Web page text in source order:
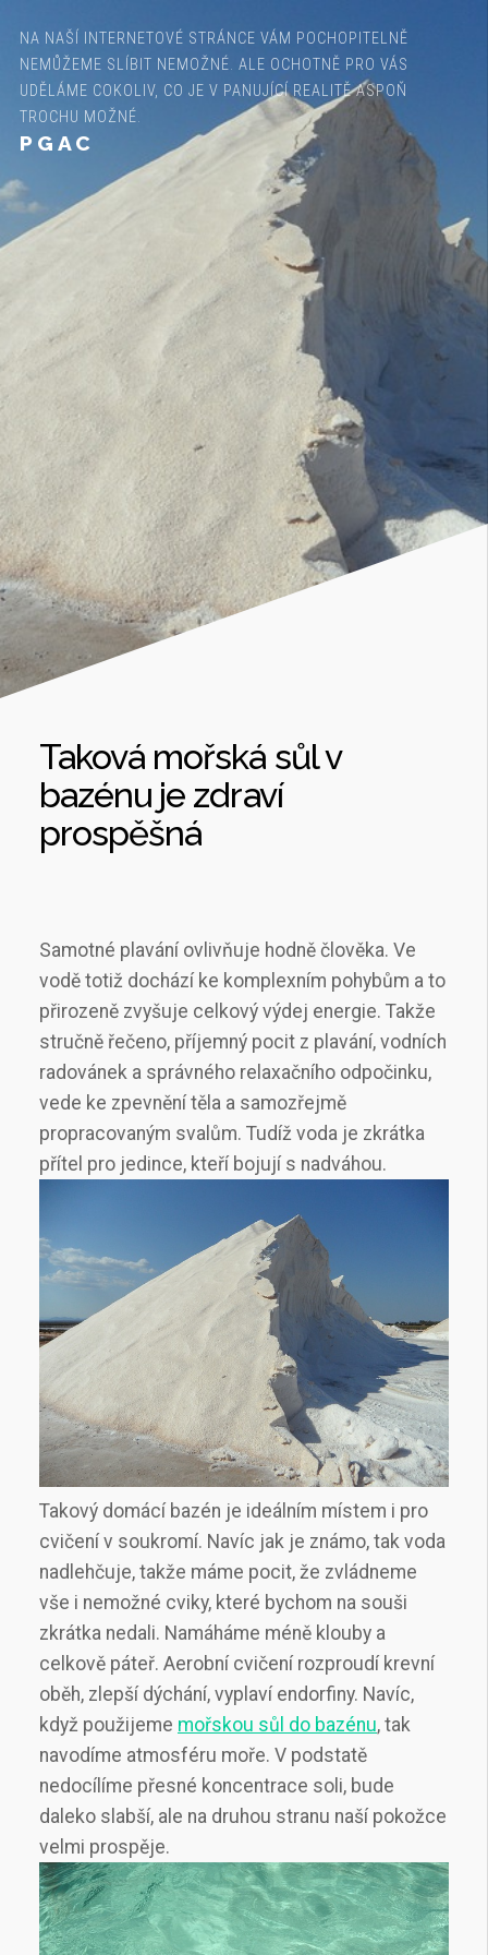
NA NAŠÍ INTERNETOVÉ STRÁNCE VÁM POCHOPITELNĚ
NEMŮŽEME SLÍBIT NEMOŽNÉ. ALE OCHOTNĚ PRO VÁS
UDĚLÁME COKOLIV, CO JE V PANUJÍCÍ REALITĚ ASPOŇ
TROCHU MOŽNÉ.
PGAC
Taková mořská sůl v
bazénu je zdraví
prospěšná
Samotné plavání ovlivňuje hodně člověka. Ve
vodě totiž dochází ke komplexním pohybům a to
přirozeně zvyšuje celkový výdej energie. Takže
stručně řečeno, příjemný pocit z plavání, vodních
radovánek a správného relaxačního odpočinku,
vede ke zpevnění těla a samozřejmě
propracovaným svalům. Tudíž voda je zkrátka
přítel pro jedince, kteří bojují s nadváhou.
Takový domácí bazén je ideálním místem i pro
cvičení v soukromí. Navíc jak je známo, tak voda
nadlehčuje, takže máme pocit, že zvládneme
vše i nemožné cviky, které bychom na souši
zkrátka nedali. Namáháme méně klouby a
celkově páteř. Aerobní cvičení rozproudí krevní
oběh, zlepší dýchání, vyplaví endorfiny. Navíc,
když použijeme mořskou sůl do bazénu, tak
navodíme atmosféru moře. V podstatě
nedocílíme přesné koncentrace soli, bude
daleko slabší, ale na druhou stranu naší pokožce
velmi prospěje.